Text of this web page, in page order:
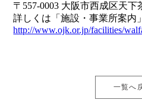
〒557-0003 大阪市西成区天下
詳しくは「施設・事業所案内
http://www.ojk.or.jp/facilities/
一覧へ